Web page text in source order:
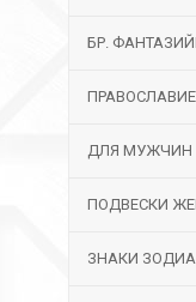
БР.
ПРАВОСЛАВИЕ
ДЛЯ МУЖЧИН
ПОДВЕСКИ
ЗНАКИ